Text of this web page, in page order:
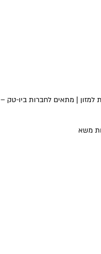
למזון | מתאים לחברות ביו-טק –
משא